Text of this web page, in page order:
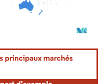
nécessite une attribution sous CC BY